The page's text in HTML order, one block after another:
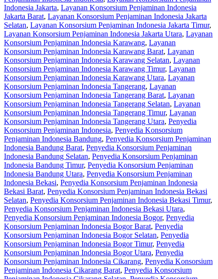
Indonesia Jakarta, Layanan Konsorsium Penjaminan Indonesia
Jakarta Barat, Layanan Konsorsium Penjaminan Indonesia Jakarta
Selatan, Layanan Konsorsium Penjaminan Indonesia Jakarta Timur,
Layanan Konsorsium Penjaminan Indonesia Jakarta Utara, Layanan
Konsorsium Penjaminan Indonesia Karawang, Layanan
Konsorsium Penjaminan Indonesia Karawang Barat, Layanan
Konsorsium Penjaminan Indonesia Karawang Selatan, Layanan
Konsorsium Penjaminan Indonesia Karawang Timur, Layanan
Konsorsium Penjaminan Indonesia Karawang Utara, Layanan
Konsorsium Penjaminan Indonesia Tangerang, Layanan
Konsorsium Penjaminan Indonesia Tangerang Barat, Layanan
Konsorsium Penjaminan Indonesia Tangerang Selatan, Layanan
Konsorsium Penjaminan Indonesia Tangerang Timur, Layanan
Konsorsium Penjaminan Indonesia Tangerang Utara, Penyedia
Konsorsium Penjaminan Indonesia, Penyedia Konsorsium
Penjaminan Indonesia Bandung, Penyedia Konsorsium Penjaminan
Indonesia Bandung Barat, Penyedia Konsorsium Penjaminan
Indonesia Bandung Selatan, Penyedia Konsorsium Penjaminan
Indonesia Bandung Timur, Penyedia Konsorsium Penjaminan
Indonesia Bandung Utara, Penyedia Konsorsium Penjaminan
Indonesia Bekasi, Penyedia Konsorsium Penjaminan Indonesia
Bekasi Barat, Penyedia Konsorsium Penjaminan Indonesia Bekasi
Selatan, Penyedia Konsorsium Penjaminan Indonesia Bekasi Timur,
Penyedia Konsorsium Penjaminan Indonesia Bekasi Utara,
Penyedia Konsorsium Penjaminan Indonesia Bogor, Penyedia
Konsorsium Penjaminan Indonesia Bogor Barat, Penyedia
Konsorsium Penjaminan Indonesia Bogor Selatan, Penyedia
Konsorsium Penjaminan Indonesia Bogor Timur, Penyedia
Konsorsium Penjaminan Indonesia Bogor Utara, Penyedia
Konsorsium Penjaminan Indonesia Cikarang, Penyedia Konsorsium
Penjaminan Indonesia Cikarang Barat, Penyedia Konsorsium